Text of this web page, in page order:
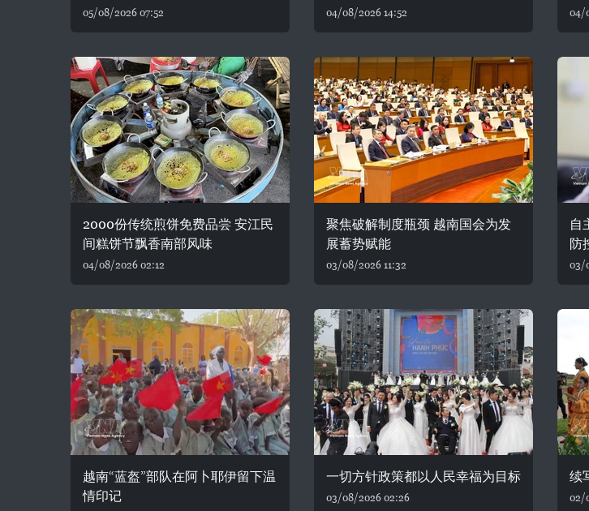
05/08/2026 07:52 04/08/2026 14:52 04/
2000份传统煎饼免费品尝 安江民
间糕饼节飘香南部风味
04/08/2026 02:12
聚焦破解制度瓶颈 越南国会为发
展蓄势赋能
03/08/2026 11:32
自
防
03/
越南“蓝盔”部队在阿卜耶伊留下温
情印记
一切方针政策都以人民幸福为目标
03/08/2026 02:26
续
02/